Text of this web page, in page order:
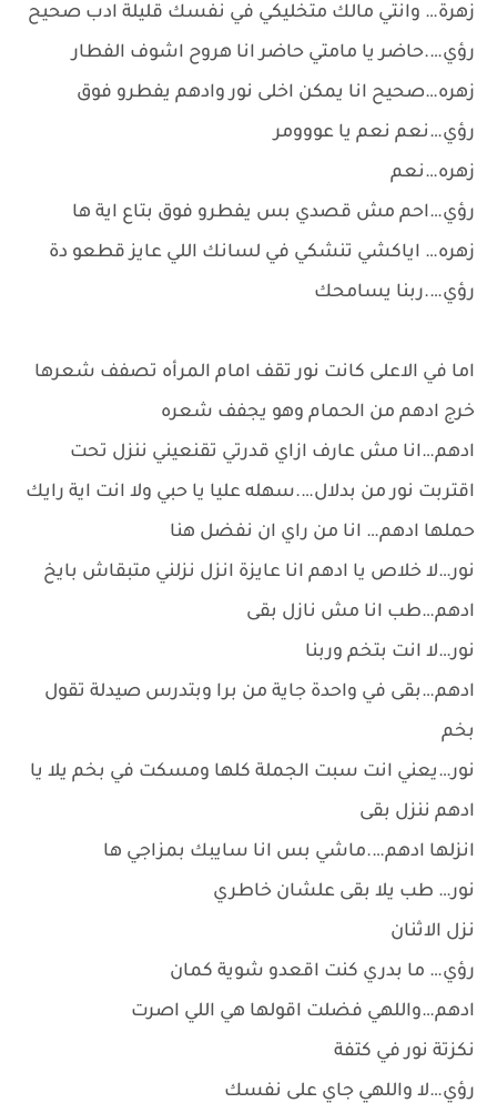
زهرة… وانتي مالك متخليكي في نفسك قليلة ادب صحيح
رؤي….حاضر يا مامتي حاضر انا هروح اشوف الفطار
زهره…صحيح انا يمكن اخلى نور وادهم يفطرو فوق
رؤي…نعم نعم يا عووومر
زهره…نعم
رؤي…احم مش قصدي بس يفطرو فوق بتاع اية ها
زهره… اياكشي تنشكي في لسانك اللي عايز قطعو دة
رؤي….ربنا يسامحك
اما في الاعلى كانت نور تقف امام المرأه تصفف شعرها
خرج ادهم من الحمام وهو يجفف شعره
ادهم…انا مش عارف ازاي قدرتي تقنعيني ننزل تحت
اقتربت نور من بدلال….سهله عليا يا حبي ولا انت اية رايك
حملها ادهم… انا من راي ان نفضل هنا
نور…لا خلاص يا ادهم انا عايزة انزل نزلني متبقاش بايخ
ادهم…طب انا مش نازل بقى
نور…لا انت بتخم وربنا
ادهم…بقى في واحدة جاية من برا وبتدرس صيدلة تقول
بخم
نور…يعني انت سبت الجملة كلها ومسكت في بخم يلا يا
ادهم ننزل بقى
انزلها ادهم….ماشي بس انا سايبك بمزاجي ها
نور… طب يلا بقى علشان خاطري
نزل الاثنان
رؤي… ما بدري كنت اقعدو شوية كمان
ادهم…واللهي فضلت اقولها هي اللي اصرت
نكزتة نور في كتفة
رؤي…لا واللهي جاي على نفسك